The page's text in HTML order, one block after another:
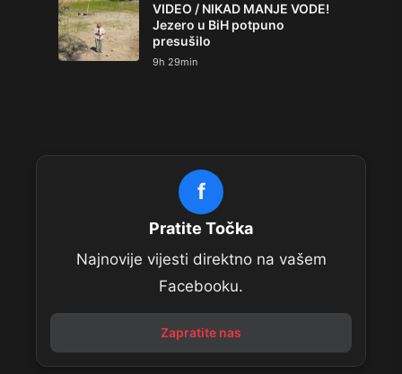
VIDEO / NIKAD MANJE VODE!
Jezero u BiH potpuno
presušilo
9h 29min
f
Pratite Točka
Najnovije vijesti direktno na vašem
Facebooku.
Zapratite nas